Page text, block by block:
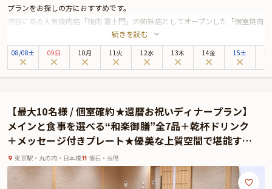
プランをお探しの方におすすめです。
渋谷にある人気焼肉店「焼肉 富士門」の姉妹店としてオープンした「個室焼肉
富士門 恵比寿」。華やかな恵比寿エリアにありながら、店内は都会の喧騒を忘
れさせる大人の隠れ家のような落ち着いた空間が広がります。
本プランでは、タンやランプ、イチボ等全6種の和牛を使用した「メッセージ
めく一杯とともに、特別なひとときの始まりをお楽しみください。
また、別途1,100円でメッセージプレートをご用意することも可能です。ご希
望のメッセージを添えてサプライズすれば、素敵なひと時がより思い出深いも
のになります。
お席は、横並びで会話をゆっくりと楽しめるカウンター席、または洗練された
空間のテーブル席にご案内いたします。どちらも完全個室タイプとなっており
続きを読む
08/08土 09日 10月 11火 12水 13木 14金 15土
【最大10名様 / 個室確約★還暦お祝いディナープラン】
メインと食事を選べる“和楽御膳”全7品＋乾杯ドリンク
＋メッセージ付きプレート★優美な上質空間で堪能する
極上の日本料理〜ロイヤルパークホテル / 水天宮前駅直
結
東京駅・丸の内・日本橋 懐石・会席